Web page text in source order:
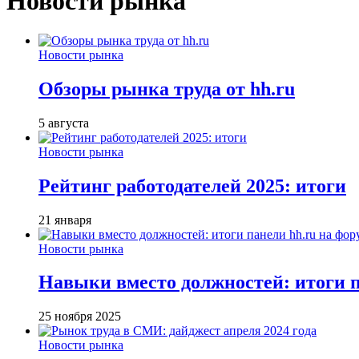
Новости рынка
Обзоры рынка труда от hh.ru
5 августа
Новости рынка
Рейтинг работодателей 2025: итоги
21 января
Новости рынка
Навыки вместо должностей:
25 ноября 2025
Новости рынка